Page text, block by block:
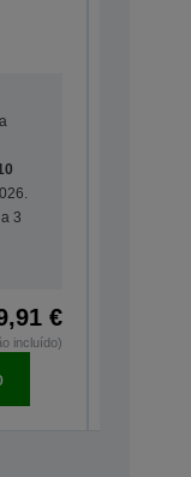
3
€
incluído)